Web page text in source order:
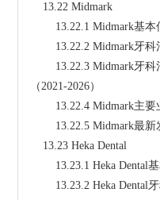
    13.22 Midmark
13.22.1 Midmark基
13.22.2
（2021-2026）
13.22.4 Midmark
13.22.5 Midmark
    13.23 Heka Dental
13.23.1 Heka
13.23.2 Heka